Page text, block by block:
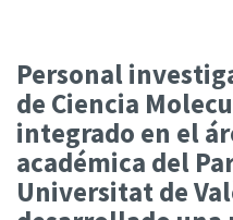
Personal
de Ciencia
integrado en el
académica del
Universitat de